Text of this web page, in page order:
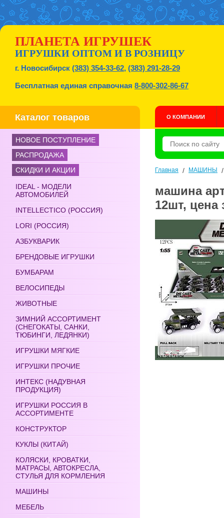
ПЛАНЕТА ИГРУШЕК
ИГРУШКИ ОПТОМ И В РОЗНИЦУ
г. Новосибирск (383) 354-33-62, (383) 291-28-29
Бесплатная единая справочная 8-800-302-86-67
Каталог товаров О КОМПАНИИ
НОВОЕ ПОСТУПЛЕНИЕ
РАСПРОДАЖА
СКИДКИ И АКЦИИ
IDEAL - МОДЕЛИ
АВТОМОБИЛЕЙ
INTELLECTICO (РОССИЯ)
LORI (РОССИЯ)
АЗБУКВАРИК
БРЕНДОВЫЕ ИГРУШКИ
БУМБАРАМ
ВЕЛОСИПЕДЫ
ЖИВОТНЫЕ
ЗИМНИЙ АССОРТИМЕНТ
(СНЕГОКАТЫ, САНКИ,
ТЮБИНГИ, ЛЕДЯНКИ)
ИГРУШКИ МЯГКИЕ
ИГРУШКИ ПРОЧИЕ
ИНТЕКС (НАДУВНАЯ
ПРОДУКЦИЯ)
ИГРУШКИ РОССИЯ В
АССОРТИМЕНТЕ
КОНСТРУКТОР
КУКЛЫ (КИТАЙ)
КОЛЯСКИ, КРОВАТКИ,
МАТРАСЫ, АВТОКРЕСЛА,
СТУЛЬЯ ДЛЯ КОРМЛЕНИЯ
МАШИНЫ
МЕБЕЛЬ
Главная / МАШИНЫ
машина
12шт, цена